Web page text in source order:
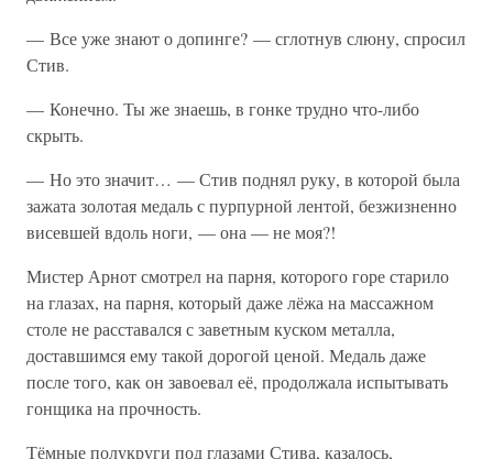
— Все уже знают о допинге? — сглотнув слюну, спросил
Стив.
— Конечно. Ты же знаешь, в гонке трудно что-либо
скрыть.
— Но это значит… — Стив поднял руку, в которой была
зажата золотая медаль с пурпурной лентой, безжизненно
висевшей вдоль ноги, — она — не моя?!
Мистер Арнот смотрел на парня, которого горе старило
на глазах, на парня, который даже лёжа на массажном
столе не расставался с заветным куском металла,
доставшимся ему такой дорогой ценой. Медаль даже
после того, как он завоевал её, продолжала испытывать
гонщика на прочность.
Тёмные полукруги под глазами Стива, казалось,